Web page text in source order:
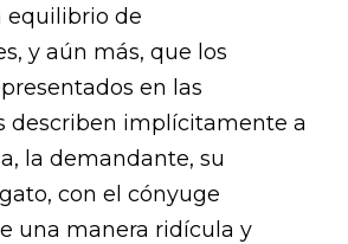
equilibrio de
y aún más, que los
en las
describen implícitamente a
la demandante, su
con el cónyuge
una manera ridícula y